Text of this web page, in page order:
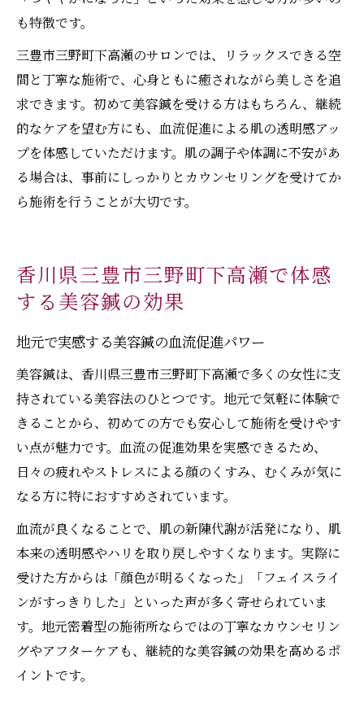
も特徴です。
三豊市三野町下高瀬のサロンでは、リラックスできる空
間と丁寧な施術で、心身ともに癒されながら美しさを追
求できます。初めて美容鍼を受ける方はもちろん、継続
的なケアを望む方にも、血流促進による肌の透明感アッ
プを体感していただけます。肌の調子や体調に不安があ
る場合は、事前にしっかりとカウンセリングを受けてか
ら施術を行うことが大切です。
香川県三豊市三野町下高瀬で体感
する美容鍼の効果
地元で実感する美容鍼の血流促進パワー
美容鍼は、香川県三豊市三野町下高瀬で多くの女性に支
持されている美容法のひとつです。地元で気軽に体験で
きることから、初めての方でも安心して施術を受けやす
い点が魅力です。血流の促進効果を実感できるため、
日々の疲れやストレスによる顔のくすみ、むくみが気に
なる方に特におすすめされています。
血流が良くなることで、肌の新陳代謝が活発になり、肌
本来の透明感やハリを取り戻しやすくなります。実際に
受けた方からは「顔色が明るくなった」「フェイスライ
ンがすっきりした」といった声が多く寄せられていま
す。地元密着型の施術所ならではの丁寧なカウンセリン
グやアフターケアも、継続的な美容鍼の効果を高めるポ
イントです。